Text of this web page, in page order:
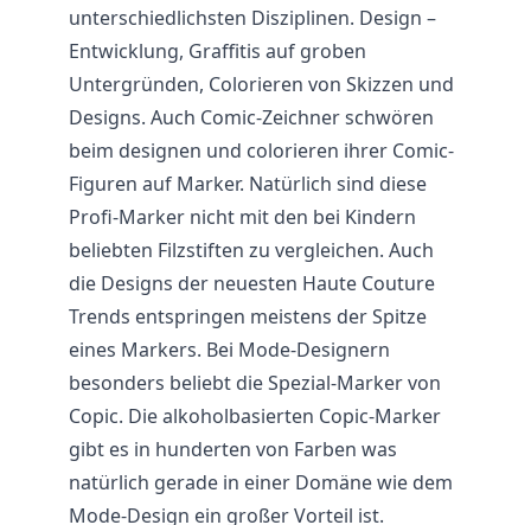
unterschiedlichsten Disziplinen. Design –
Entwicklung, Graffitis auf groben
Untergründen, Colorieren von Skizzen und
Designs. Auch Comic-Zeichner schwören
beim designen und colorieren ihrer Comic-
Figuren auf Marker. Natürlich sind diese
Profi-Marker nicht mit den bei Kindern
beliebten Filzstiften zu vergleichen. Auch
die Designs der neuesten Haute Couture
Trends entspringen meistens der Spitze
eines Markers. Bei Mode-Designern
besonders beliebt die Spezial-Marker von
Copic. Die alkoholbasierten Copic-Marker
gibt es in hunderten von Farben was
natürlich gerade in einer Domäne wie dem
Mode-Design ein großer Vorteil ist.